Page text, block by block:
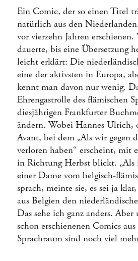
Ein Comic, der so einen Titel
natürlich aus den
vor vierzehn Jahren erschienen.
dauerte, bis eine Übersetzung
leicht erklärt: Die
eine der aktivsten in Europa,
kennt man davon nur wenig.
Ehrengastrolle des flämischen
diesjährigen Frankfurter
ändern. Wobei Hannes Ulrich,
Avant, bei dem „Als wir gegen
verloren haben“ erscheint, mit
in Richtung Herbst blickt.
einer Dame vom belgisch-
sprach, meinte sie, es sei ja
aus Belgien den
Das sehe ich ganz anders.
schon erschienenen Comics
Sprachraum sind noch viel